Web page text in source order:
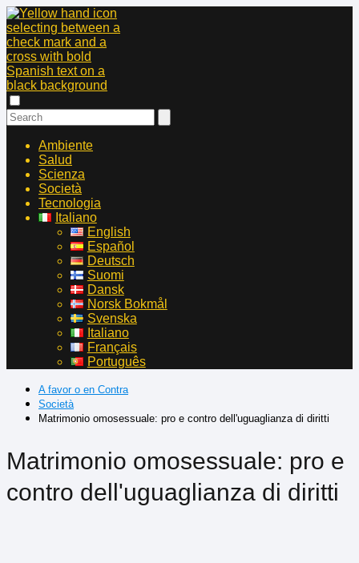
Ambiente
Salud
Scienza
Società
Tecnologia
Italiano
English
Español
Deutsch
Suomi
Dansk
Norsk Bokmål
Svenska
Italiano
Français
Português
A favor o en Contra
Società
Matrimonio omosessuale: pro e contro dell'uguaglianza di diritti
Matrimonio omosessuale: pro e
contro dell'uguaglianza di diritti